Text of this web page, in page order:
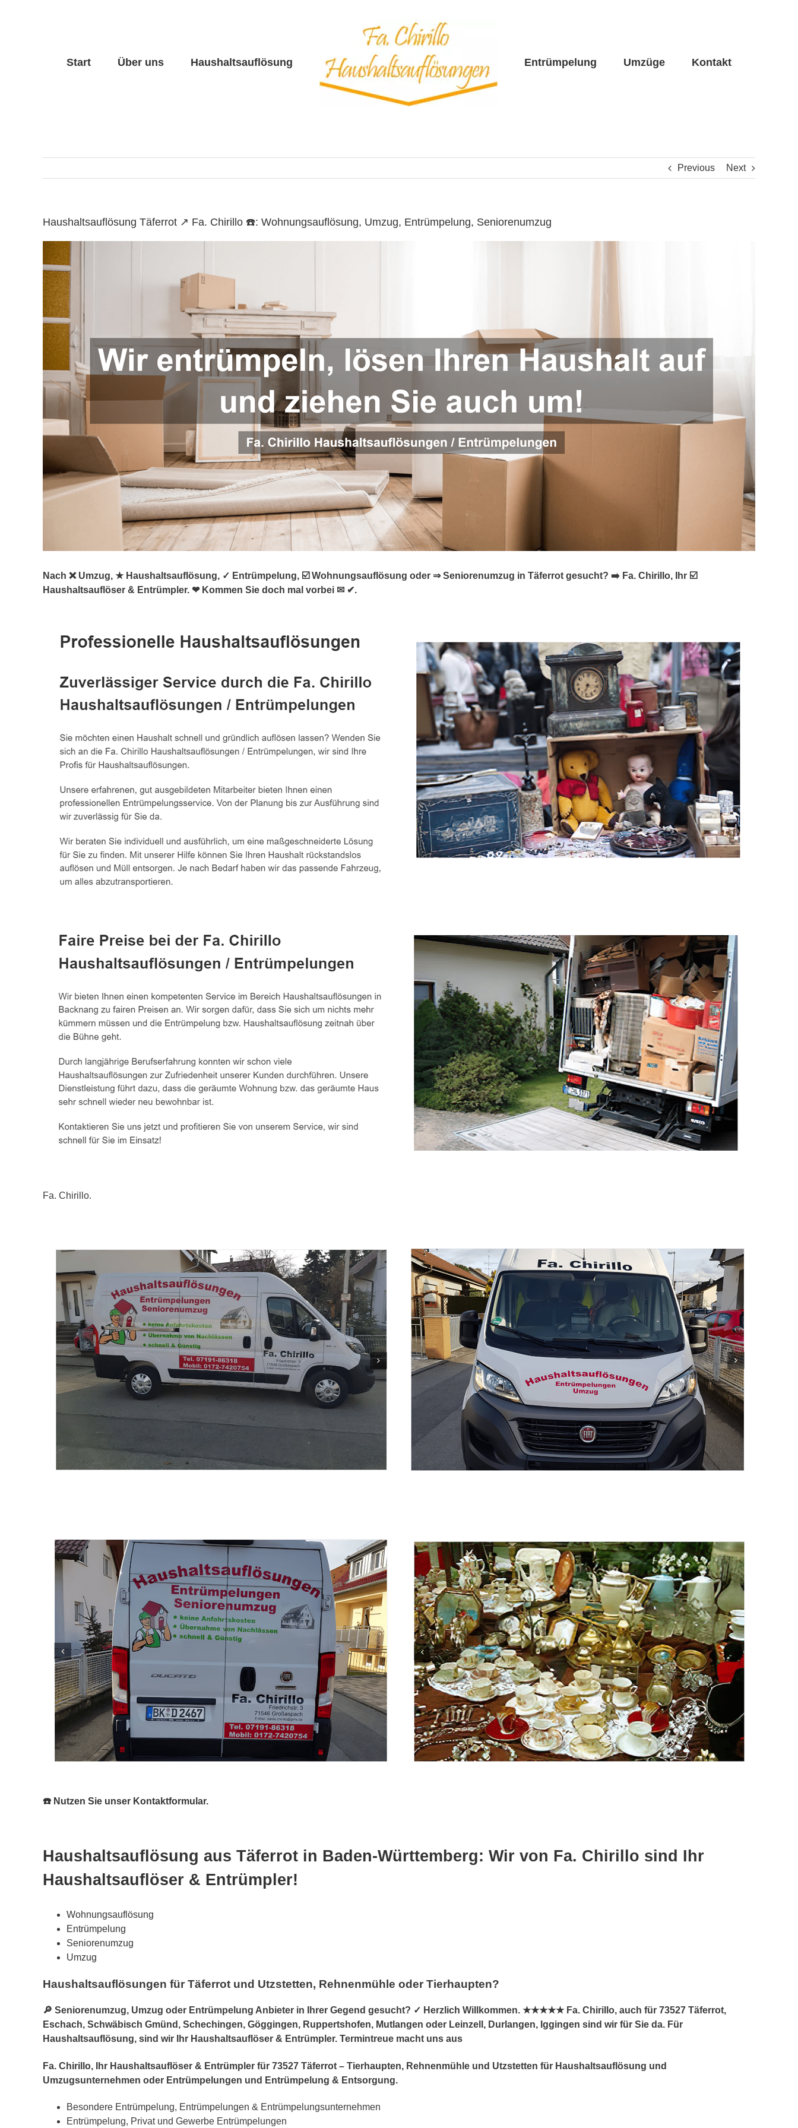
Start Über uns Haushaltsauflösung Entrümpelung Umzüge Kontakt
Previous Next
Haushaltsauflösung Täferrot ↗️ Fa. Chirillo ☎️: Wohnungsauflösung, Umzug, Entrümpelung, Seniorenumzug
Nach ❌ Umzug, ★ Haushaltsauflösung, ✓ Entrümpelung, ☑️ Wohnungsauflösung oder ⇒ Seniorenumzug in Täferrot gesucht? ➡️ Fa. Chirillo, Ihr ☑️
Haushaltsauflöser & Entrümpler. ❤ Kommen Sie doch mal vorbei ✉ ✔.
Fa. Chirillo.
☎️ Nutzen Sie unser Kontaktformular.
Haushaltsauflösung aus Täferrot in Baden-Württemberg: Wir von Fa. Chirillo sind Ihr
Haushaltsauflöser & Entrümpler!
Wohnungsauflösung
Entrümpelung
Seniorenumzug
Umzug
Haushaltsauflösungen für Täferrot und Utzstetten, Rehnenmühle oder Tierhaupten?
🔎 Seniorenumzug, Umzug oder Entrümpelung Anbieter in Ihrer Gegend gesucht? ✓ Herzlich Willkommen. ★★★★★ Fa. Chirillo, auch für 73527 Täferrot,
Eschach, Schwäbisch Gmünd, Schechingen, Göggingen, Ruppertshofen, Mutlangen oder Leinzell, Durlangen, Iggingen sind wir für Sie da. Für
Haushaltsauflösung, sind wir Ihr Haushaltsauflöser & Entrümpler. Termintreue macht uns aus
Fa. Chirillo, Ihr Haushaltsauflöser & Entrümpler für 73527 Täferrot – Tierhaupten, Rehnenmühle und Utzstetten für Haushaltsauflösung und
Umzugsunternehmen oder Entrümpelungen und Entrümpelung & Entsorgung.
Besondere Entrümpelung, Entrümpelungen & Entrümpelungsunternehmen
Entrümpelung, Privat und Gewerbe Entrümpelungen